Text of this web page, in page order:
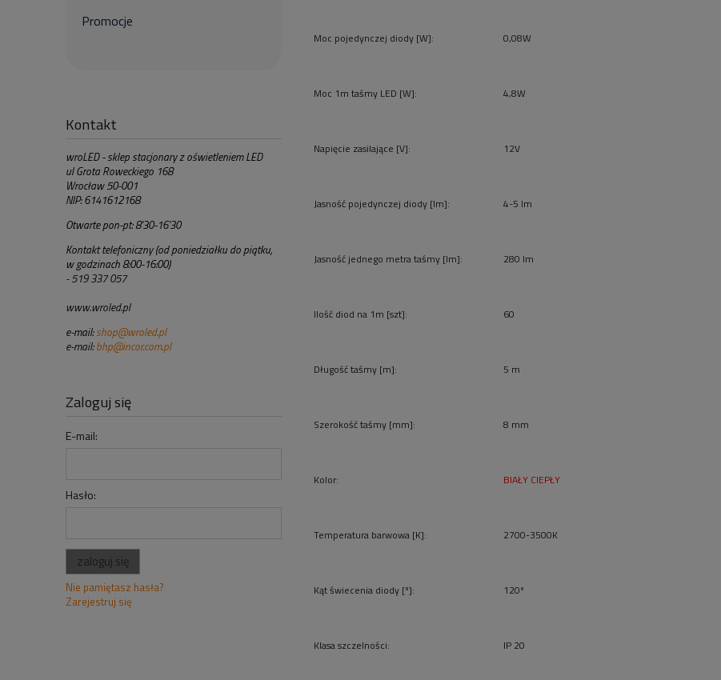
Promocje
Kontakt
wroLED - sklep stacjonary z oświetleniem LED
ul Grota Roweckiego 168
Wrocław 50-001
NIP: 6141612168
Otwarte pon-pt: 8'30-16'30
Kontakt telefoniczny (od poniedziałku do piątku,
w godzinach 8:00-16:00)
- 519 337 057
www.wroled.pl
e-mail: shop@wroled.pl
e-mail:bhp@incor.com.pl
Zaloguj się
E-mail:
Hasło:
zaloguj się
Nie pamiętasz hasła?
Zarejestruj się
Moc pojedynczej diody [W]: 0,08W
Moc 1m taśmy LED [W]: 4,8W
Napięcie zasilające [V]: 12V
Jasność pojedynczej diody [lm]: 4-5 lm
Jasność jednego metra taśmy [lm]: 280 lm
Ilość diod na 1m [szt]: 60
Długość taśmy [m]: 5 m
Szerokość taśmy [mm]: 8 mm
Kolor: BIAŁY CIEPŁY
Temperatura barwowa [K]: 2700-3500K
Kąt świecenia diody [º]: 120º
Klasa szczelności: IP 20